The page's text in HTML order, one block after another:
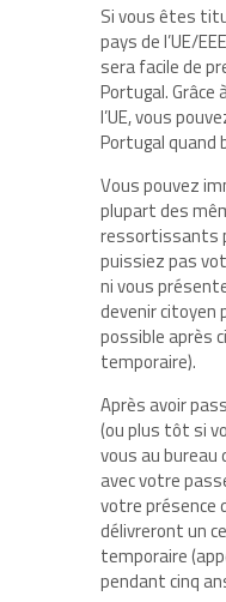
Si vous êtes
pays de l’UE/
sera facile de
Portugal. Grâce
l’UE, vous
Portugal quand
Vous pouvez
plupart des
ressortissants
puissiez pas
ni vous
devenir citoyen
possible après
temporaire).
Après avoir
(ou plus tôt si
vous au bureau
avec votre
votre présence
délivreront un
temporaire
pendant cinq